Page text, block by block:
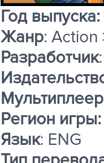
Год выпуска:
Жанр: Action
Разработчик
Мультиплеер
Регион игры:
Язык: ENG